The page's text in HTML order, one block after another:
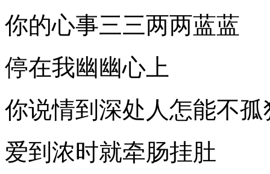
你的心事三三两两蓝蓝
停在我幽幽心上
你说情到深处人怎能不孤
爱到浓时就牵肠挂肚